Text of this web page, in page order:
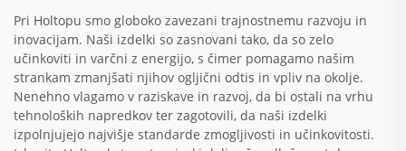
Pri Holtopu smo globoko zavezani trajnostnemu razvoju in
inovacijam. Naši izdelki so zasnovani tako, da so zelo
učinkoviti in varčni z energijo, s čimer pomagamo našim
strankam zmanjšati njihov ogljični odtis in vpliv na okolje.
Nenehno vlagamo v raziskave in razvoj, da bi ostali na vrhu
tehnoloških napredkov ter zagotovili, da naši izdelki
izpolnjujejo najvišje standarde zmogljivosti in učinkovitosti.